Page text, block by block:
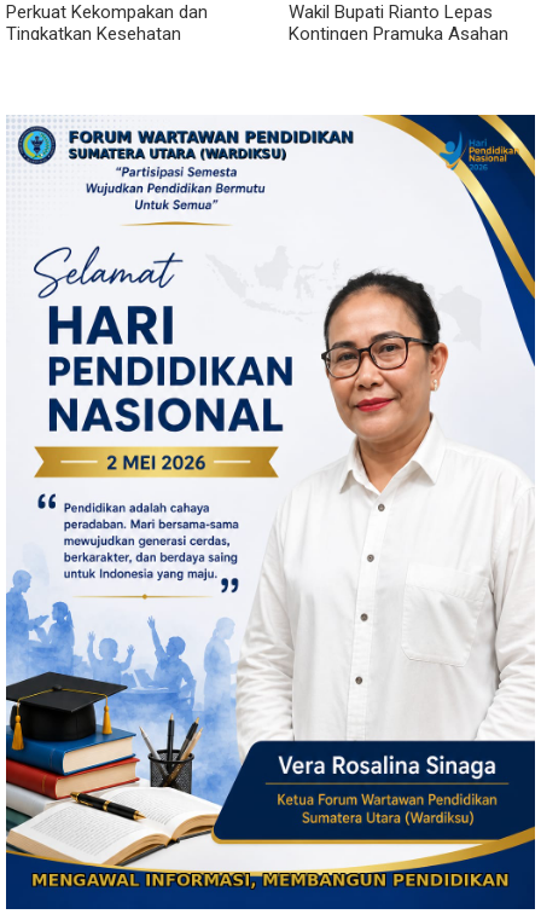
Perkuat Kekompakan dan
Tingkatkan Kesehatan
Wakil Bupati Rianto Lepas
Kontingen Pramuka Asahan